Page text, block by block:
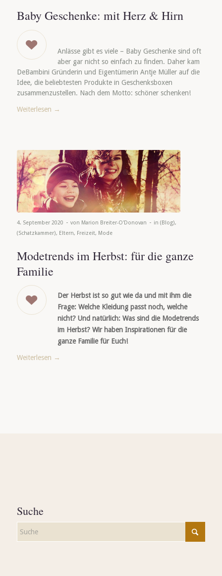
Baby Geschenke: mit Herz & Hirn
Anlässe gibt es viele – Baby Geschenke sind oft
aber gar nicht so einfach zu finden. Daher kam
DeBambini Gründerin und Eigentümerin Antje Müller auf die
Idee, die beliebtesten Produkte in Geschenksboxen
zusammenzustellen. Nach dem Motto: schöner schenken!
Weiterlesen →
4. September 2020 - von Marion Breiter-O'Donovan - in (Blog),
(Schatzkammer), Eltern, Freizeit, Mode
Modetrends im Herbst: für die ganze
Familie
Der Herbst ist so gut wie da und mit ihm die
Frage: Welche Kleidung passt noch, welche
nicht? Und natürlich: Was sind die Modetrends
im Herbst? Wir haben Inspirationen für die
ganze Familie für Euch!
Weiterlesen →
Suche